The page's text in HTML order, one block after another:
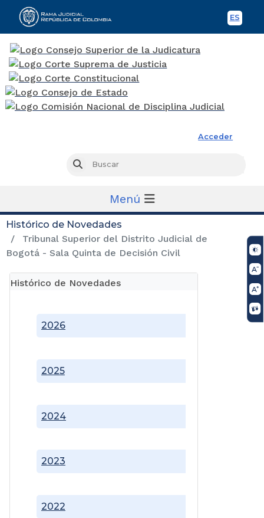
ES
Acceder
Buscar
Menú
Histórico de Novedades
Tribunal Superior del Distrito Judicial de
Bogotá - Sala Quinta de Decisión Civil
Histórico de Novedades
2022
2023
2024
2025
2026